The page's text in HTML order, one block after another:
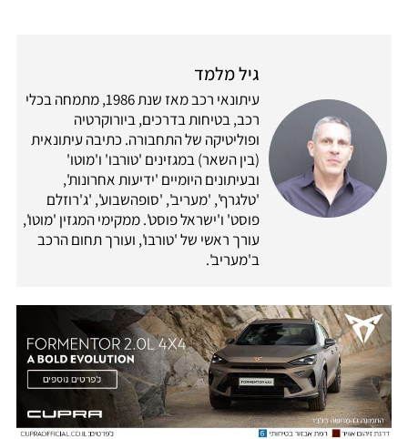
גיל מלמד
עיתונאי רכב מאז שנת 1986, מתמחה בכלי
רכב, בטיחות בדרכים, ביורוקרטיה
ופוליטיקה של התחבורה. כתיבה עיתונאית
(בין השאר) במגזינים 'טורבו' ו'מוטו'
ובעיתונים היומיים 'ידיעות אחרונות',
'טלגרף', 'מעריב', 'סופהשבוע', 'ג'רוזלם
פוסט' ו'ישראל פוסט'. ממקימי המגזין 'מוטו',
עורך ראשי של 'טורבו', ועורך תחום הרכב
ב'מעריב'.